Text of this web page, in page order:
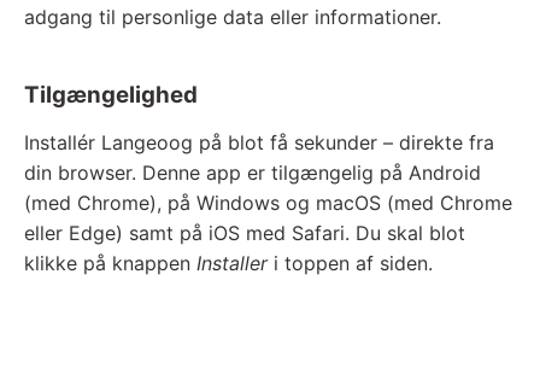
adgang til personlige data eller informationer.
Tilgængelighed
Installér Langeoog på blot få sekunder – direkte fra
din browser. Denne app er tilgængelig på Android
(med Chrome), på Windows og macOS (med Chrome
eller Edge) samt på iOS med Safari. Du skal blot
klikke på knappen Installeri toppen af siden.